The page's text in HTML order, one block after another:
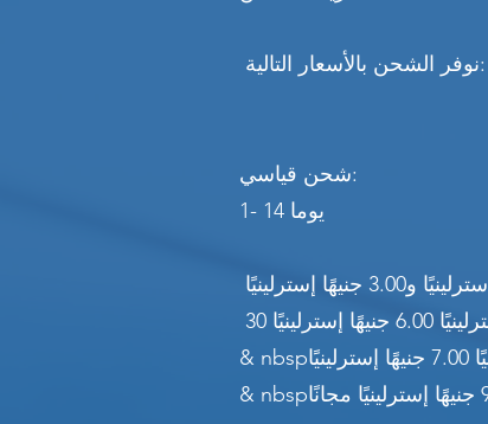
نوفر الشحن بالأسعار التالية:
شحن قياسي:
1- 14 يوما